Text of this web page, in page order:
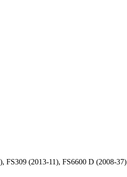
FS309 (2013-11), FS6600 D (2008-37)